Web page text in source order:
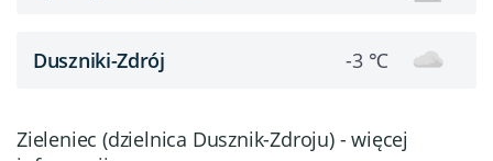
Duszniki-Zdrój -3 ℃
Zieleniec (dzielnica Dusznik-Zdroju) - więcej